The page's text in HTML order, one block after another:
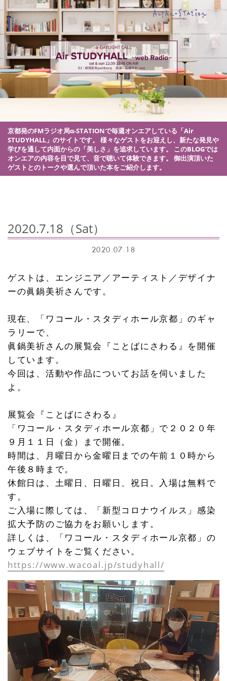
京都発のFMラジオ局α-STATIONで毎週オンエアしている「Air
STUDYHALL」のサイトです。
様々なゲストをお迎えし、新たな発見や
学びを通して内面からの「美しさ」を追求しています。
このBLOGでは
オンエアの内容を目で見て、音で聴いて体験できます。
御出演頂いた
ゲストとのトークや選んで頂いた本をご紹介します。
2020.7.18（Sat）
2020.07.18
ゲストは、エンジニア／アーティスト／デザイナ
ーの眞鍋美祈さんです。
現在、「ワコール・スタディホール京都」のギャ
ラリーで、
眞鍋美祈さんの展覧会『ことばにさわる』を開催
しています。
今回は、活動や作品についてお話を伺いました
よ。
展覧会『ことばにさわる』
「ワコール・スタディホール京都」で２０２０年
９月１１日（金）まで開催。
時間は、月曜日から金曜日までの午前１０時から
午後８時まで。
休館日は、土曜日、日曜日、祝日。入場は無料で
す。
ご入場に際しては、「新型コロナウイルス」感染
拡大予防のご協力をお願いします。
詳しくは、「ワコール・スタディホール京都」の
ウェブサイトをご覧ください。
https://www.wacoal.jp/studyhall/